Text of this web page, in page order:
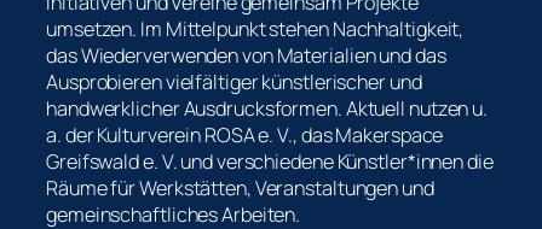
umsetzen. Im Mittelpunkt stehen Nachhaltigkeit,
das Wiederverwenden von Materialien und das
Ausprobieren vielfältiger künstlerischer und
handwerklicher Ausdrucksformen. Aktuell nutzen u.
a. der Kulturverein ROSA e. V., das Makerspace
Greifswald e. V. und verschiedene Künstler*innen die
Räume für Werkstätten, Veranstaltungen und
gemeinschaftliches Arbeiten.